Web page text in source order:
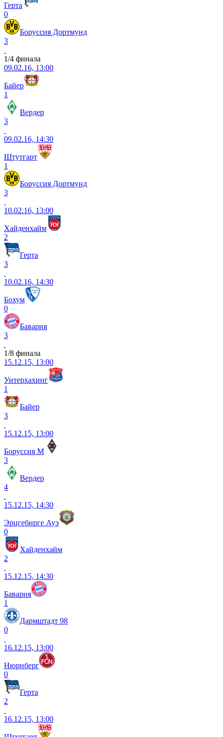
Герта
0
Боруссия Дортмунд
3
1/4 финала
09.02.16, 13:00
Байер
1
Вердер
3
09.02.16, 14:30
Штутгарт
1
Боруссия Дортмунд
3
10.02.16, 13:00
Хайденхайм
2
Герта
3
10.02.16, 14:30
Бохум
0
Бавария
3
1/8 финала
15.12.15, 13:00
Унтерхахинг
1
Байер
3
15.12.15, 13:00
Боруссия М
3
Вердер
4
15.12.15, 14:30
Эрцгебирге Ауэ
0
Хайденхайм
2
15.12.15, 14:30
Бавария
1
Дармштадт 98
0
16.12.15, 13:00
Нюрнберг
0
Герта
2
16.12.15, 13:00